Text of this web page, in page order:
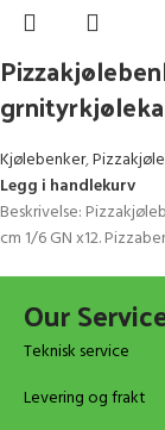
Kjølebenker,
Legg i handlekurv
Beskrivelse:
cm 1/6 GN x12.
Our
Teknisk service
Levering og frakt